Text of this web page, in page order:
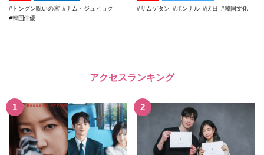
トングン呪いの宮
ナム・ジュヒョク
韓国俳優
サムゲタン ポンナル 伏日 韓国文化
アクセスランキング